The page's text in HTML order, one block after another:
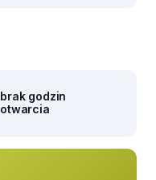
brak godzin
otwarcia